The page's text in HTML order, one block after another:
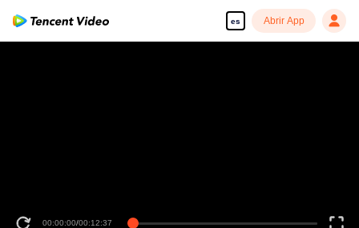
es Abrir App
00:00:00/00:12:37